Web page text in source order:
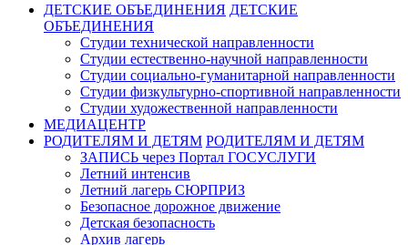
ДЕТСКИЕ ОБЪЕДИНЕНИЯ ДЕТСКИЕ
ОБЪЕДИНЕНИЯ
Студии технической направленности
Студии естественно-научной направленности
Студии социально-гуманитарной направленности
Студии физкультурно-спортивной направленности
Студии художественной направленности
МЕДИАЦЕНТР
РОДИТЕЛЯМ И ДЕТЯМ РОДИТЕЛЯМ И ДЕТЯМ
ЗАПИСЬ через Портал ГОСУСЛУГИ
Летний интенсив
Летний лагерь СЮРПРИЗ
Безопасное дорожное движение
Детская безопасность
Архив лагерь